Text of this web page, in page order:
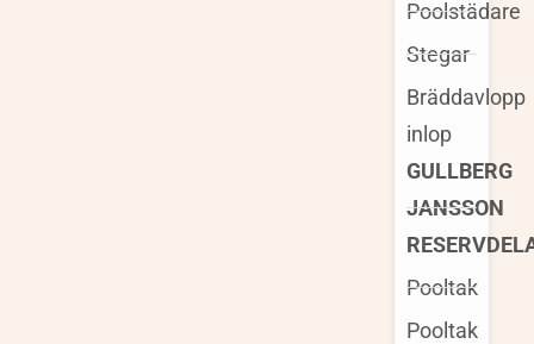
Poolstädare
Stegar
Bräddavlopp
inlop
GULLBERG
JANSSON
Pooltak
Pooltak